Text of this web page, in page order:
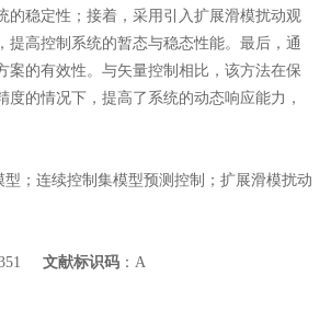
的稳定性；接着，采用引入扩展滑模扰动观
提高控制系统的暂态与稳态性能。最后，通
案的有效性。与矢量控制相比，该方法在保
度的情况下，提高了系统的动态响应能力，
型；连续控制集模型预测控制；扩展滑模扰动
文献标识码 ：A